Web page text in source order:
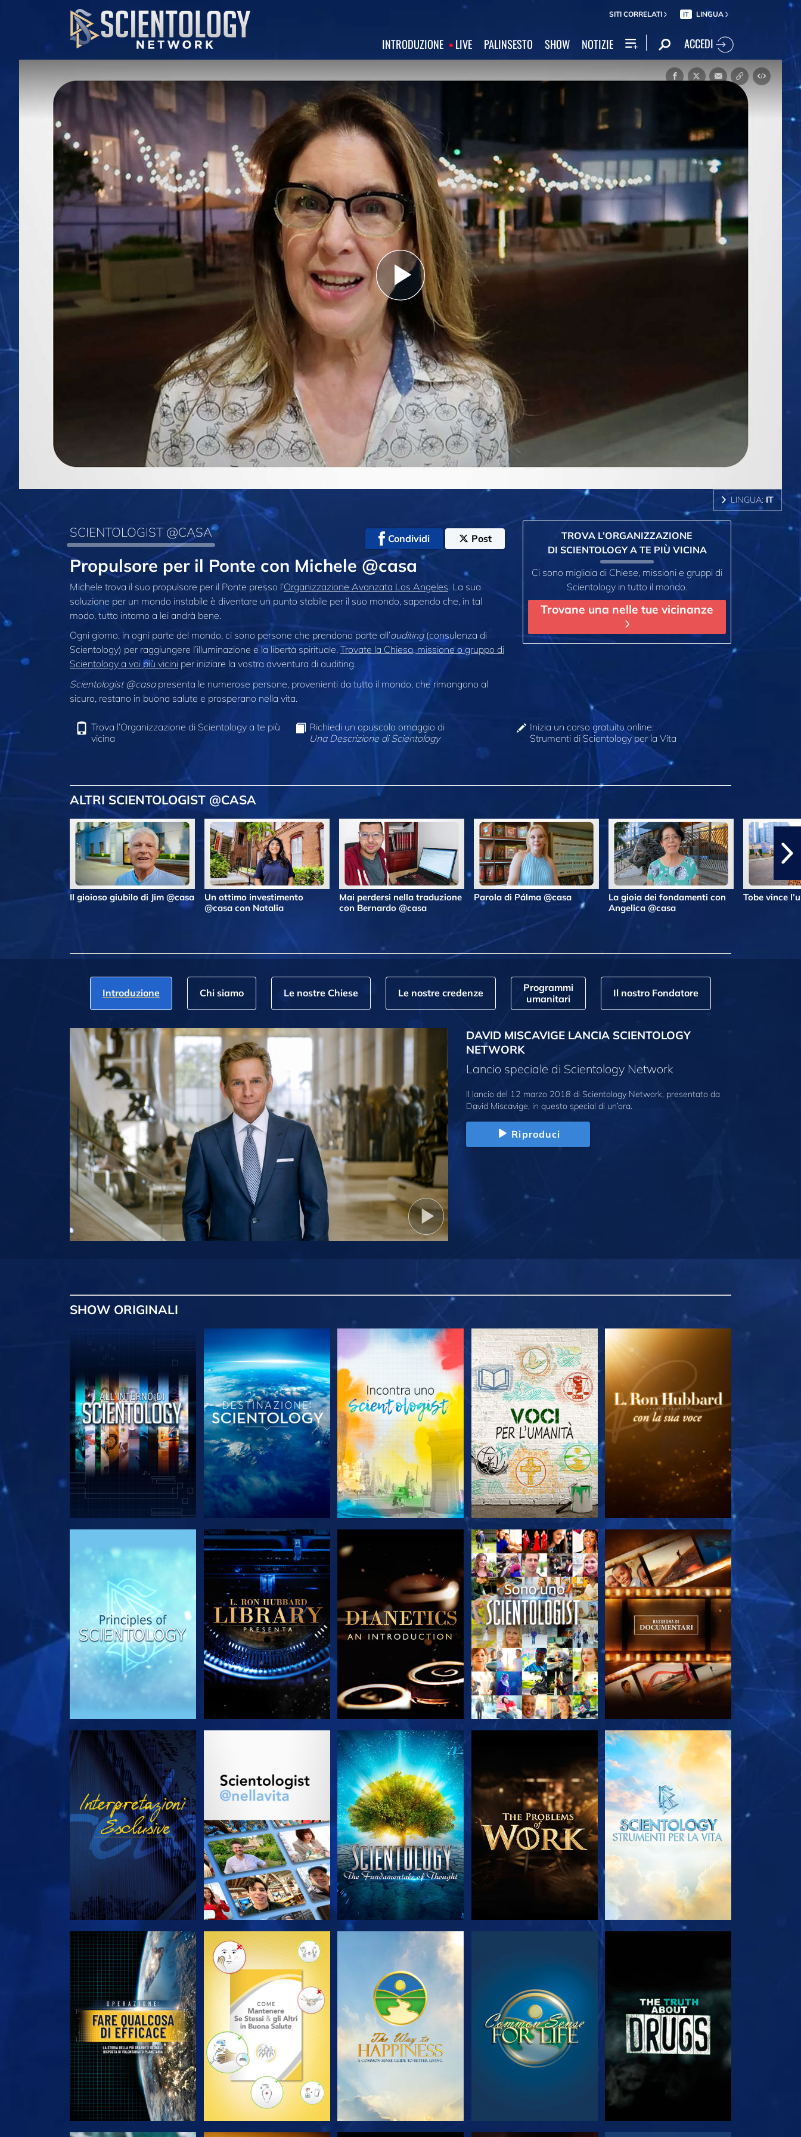
SITI CORRELATI IT LINGUA
INTRODUZIONE LIVE PALINSESTO SHOW NOTIZIE ACCEDI
Play
Video
LINGUA: IT
SCIENTOLOGIST @CASA Condividi Post
Propulsore per il Ponte con Michele @casa
Michele trova il suo propulsore per il Ponte presso l’Organizzazione Avanzata Los Angeles. La sua
soluzione per un mondo instabile è diventare un punto stabile per il suo mondo, sapendo che, in tal
modo, tutto intorno a lei andrà bene.
Ogni giorno, in ogni parte del mondo, ci sono persone che prendono parte all’auditing(consulenza di
Scientology) per raggiungere l’illuminazione e la libertà spirituale. Trovate la Chiesa, missione o gruppo di
Scientology a voi più vicini per iniziare la vostra avventura di auditing.
Scientologist @casapresenta le numerose persone, provenienti da tutto il mondo, che rimangono al
sicuro, restano in buona salute e prosperano nella vita.
TROVA L’ORGANIZZAZIONE
DI SCIENTOLOGY A TE PIÙ VICINA
Ci sono migliaia di Chiese, missioni e gruppi di
Scientology in tutto il mondo.
Trovane una nelle tue vicinanze
Trova l’Organizzazione di Scientology a te più
vicina
Richiedi un opuscolo omaggio di
Una Descrizione di Scientology
Inizia un corso gratuito online:
Strumenti di Scientology per la Vita
ALTRI SCIENTOLOGIST @CASA
Il gioioso giubilo di Jim @casa
Un ottimo investimento
@casa con Natalia
Mai perdersi nella traduzione
con Bernardo @casa
Parola di Pálma @casa
La gioia dei fondamenti con
Angelica @casa
Tobe vince
Introduzione Chi siamo Le nostre Chiese Le nostre credenze
Programmi
umanitari
Il nostro Fondatore
DAVID MISCAVIGE LANCIA SCIENTOLOGY
NETWORK
Lancio speciale di Scientology Network
Il lancio del 12 marzo 2018 di Scientology Network, presentato da
David Miscavige, in questo special di un’ora.
Riproduci
SHOW ORIGINALI
ESPLORA LE SERIE ESPLORA LE SERIE ESPLORA LE SERIE ESPLORA LE SERIE ESPLORA LE SERIE
GUARDA GUARDA ESPLORA LE SERIE
ESPLORA LE SERIE ESPLORA LE SERIE